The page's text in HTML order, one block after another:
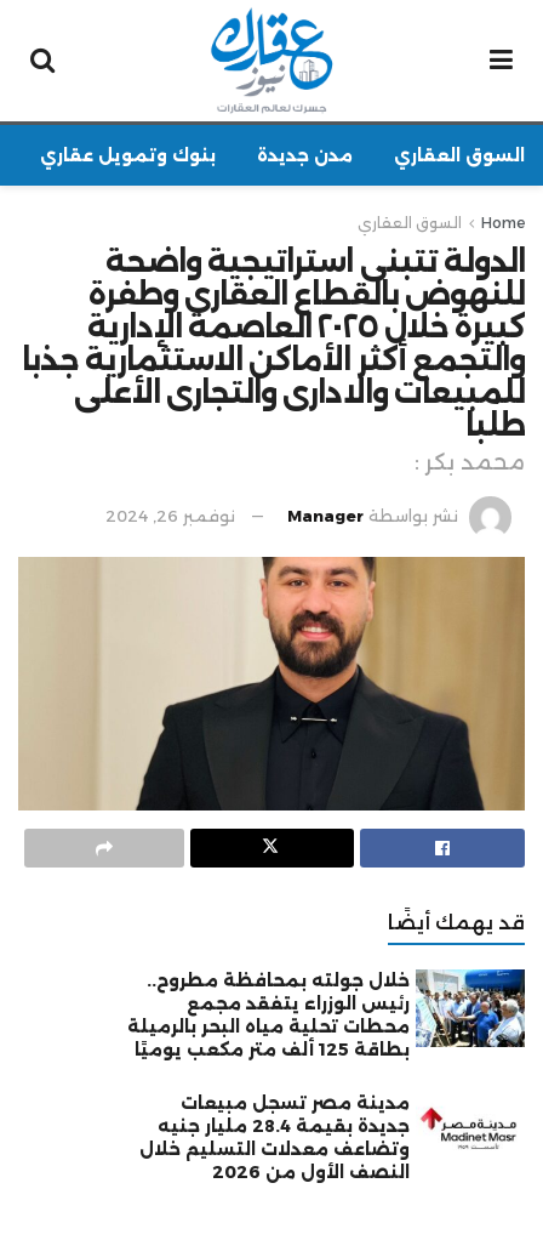
السوق العقاري مدن جديدة بنوك وتمويل عقاري
Home السوق العقاري
الدولة تتبنى استراتيجية واضحة
للنهوض بالقطاع العقارى وطفرة
كبيرة خلال ٢٠٢٥ العاصمة الإدارية
والتجمع أكثر الأماكن الاستثمارية جذبا
للمبيعات والادارى والتجارى الأعلى
طلبا
محمد بكر :
نشر بواسطة Manager نوفمبر 26, 2024
قد يهمك أيضًا
خلال جولته بمحافظة مطروح..
رئيس الوزراء يتفقد مجمع
محطات تحلية مياه البحر بالرميلة
بطاقة 125 ألف متر مكعب يوميًا
مدينة مصر تسجل مبيعات
جديدة بقيمة 28.4 مليار جنيه
وتضاعف معدلات التسليم خلال
النصف الأول من 2026